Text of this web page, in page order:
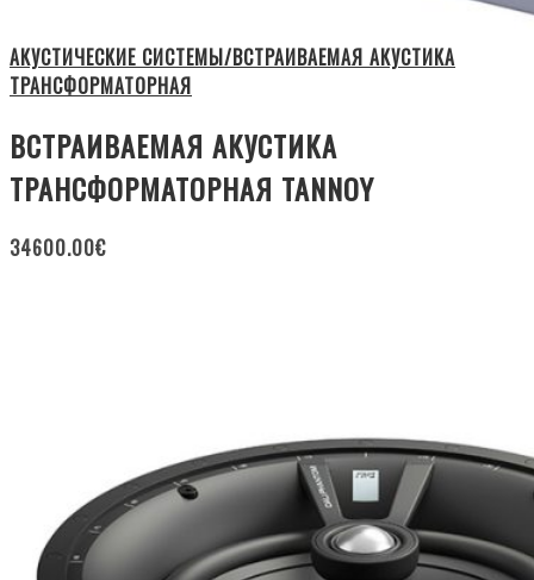
АКУСТИЧЕСКИЕ СИСТЕМЫ/ВСТРАИВАЕМАЯ АКУСТИКА
ТРАНСФОРМАТОРНАЯ
ВСТРАИВАЕМАЯ АКУСТИКА
ТРАНСФОРМАТОРНАЯ TANNOY
34600.00€